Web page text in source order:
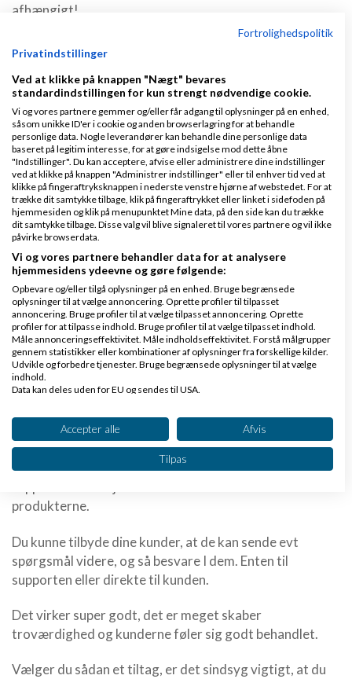
afhængigt!
ekstra mange af dine varer fremfor konkurrenternes.
#3 - Hjælp din kunde
I stedet for at give rabatter på dine varer, kan du tilbyde
din kunde, at du f.eks laver deres produktfotos, laver
unikke stemnings fotos med dine produkter, laver
unikke produkttekster, laver artikler til dem mm.
Mulighederne for at hjælpe din kunde er mange, og det
er de færreste, som siger nej tak til en ekstra hånd, da
Fordelen er desuden, at du er eksperten, og dermed kan
dele din viden, få alle de små detaljer med, samt gøre
det hele lige en tand bedre, end din kunde sikkert kan.
Og godt materiale er ofte lig med ekstra salg, dvs det
er win-win-win for både dig og din kunde.
Er din kunde i B2C segmentet, vil de helt sikkert få
spørgsmål fra deres kunder. Og hvis det er en webshop,
har de sikkert mange mærker og produkter, hvorfor
produkterne.
Du kunne tilbyde dine kunder, at de kan sende evt
spørgsmål videre, og så besvare I dem. Enten til
supporten eller direkte til kunden.
Det virker super godt, det er meget skaber
troværdighed og kunderne føler sig godt behandlet.
Vælger du sådan et tiltag, er det sindsyg vigtigt, at du
Fortrolighedspolitik
Privatindstillinger
Ved at klikke på knappen "Nægt" bevares
standardindstillingen for kun strengt nødvendige cookie.
Vi og vores partnere gemmer og/eller får adgang til oplysninger på en enhed,
såsom unikke ID'er i cookie og anden browserlagring for at behandle
personlige data. Nogle leverandører kan behandle dine personlige data
baseret på legitim interesse, for at gøre indsigelse mod dette åbne
"Indstillinger". Du kan acceptere, afvise eller administrere dine indstillinger
ved at klikke på knappen "Administrer indstillinger" eller til enhver tid ved at
klikke på fingeraftryksknappen i nederste venstre hjørne af webstedet. For at
trække dit samtykke tilbage, klik på fingeraftrykket eller linket i sidefoden på
hjemmesiden og klik på menupunktet Mine data, på den side kan du trække
dit samtykke tilbage. Disse valg vil blive signaleret til vores partnere og vil ikke
påvirke browserdata.
Vi og vores partnere behandler data for at analysere
hjemmesidens ydeevne og gøre følgende:
Opbevare og/eller tilgå oplysninger på en enhed. Bruge begrænsede
oplysninger til at vælge annoncering. Oprette profiler til tilpasset
annoncering. Bruge profiler til at vælge tilpasset annoncering. Oprette
profiler for at tilpasse indhold. Bruge profiler til at vælge tilpasset indhold.
Måle annonceringseffektivitet. Måle indholdseffektivitet. Forstå målgrupper
gennem statistikker eller kombinationer af oplysninger fra forskellige kilder.
Udvikle og forbedre tjenester. Bruge begrænsede oplysninger til at vælge
indhold.
Data kan deles uden for EU og sendes til USA.
Se partnerliste (2 IAB-leverandører)
Vi bruger dine data til følgende formål:
IAB's behandlingsformål:
Opbevare og/eller tilgå oplysninger på en
enhed
Bruge begrænsede oplysninger til at vælge
annoncering
Oprette profiler til tilpasset annoncering
Bruge profiler til at vælge tilpasset
annoncering
Oprette profiler for at tilpasse indhold
Accepter alle Afvis
Tilpas